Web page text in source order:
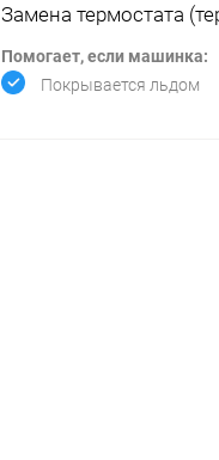
Замена термостата
Помогает, если машинка:
Покрывается льдом